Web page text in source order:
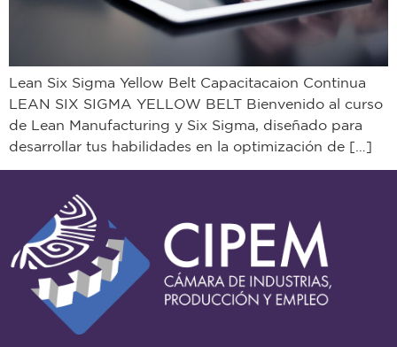
Lean Six Sigma Yellow Belt Capacitacaion Continua
LEAN SIX SIGMA YELLOW BELT Bienvenido al curso
de Lean Manufacturing y Six Sigma, diseñado para
desarrollar tus habilidades en la optimización de […]